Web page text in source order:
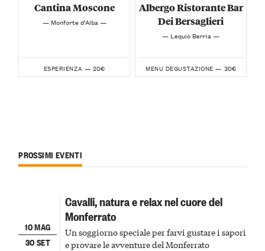
Cantina Moscone
— Monforte d’Alba —
ESPERIENZA — 20€
Albergo Ristorante Bar
Dei Bersaglieri
— Lequio Berria —
MENU DEGUSTAZIONE — 30€
PROSSIMI EVENTI
10 MAG
30 SET
Cavalli, natura e relax nel cuore del
Monferrato
Un soggiorno speciale per farvi gustare i sapori
e provare le avventure del Monferrato